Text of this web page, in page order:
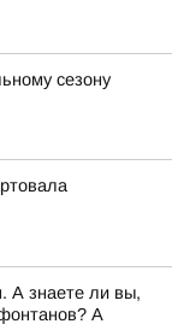
сезону
А знаете ли вы,
А